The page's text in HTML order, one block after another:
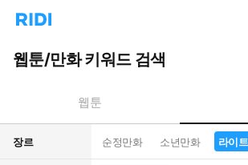
리
홈
으
턴
트
웹툰/만화 키워드 검색
웹툰
장르 순정만화 소년만화 라이